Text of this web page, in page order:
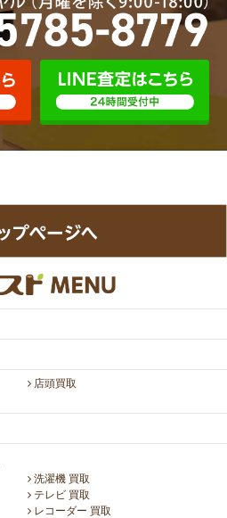
店頭買取
洗濯機 買取
テレビ 買取
レコーダー 買取